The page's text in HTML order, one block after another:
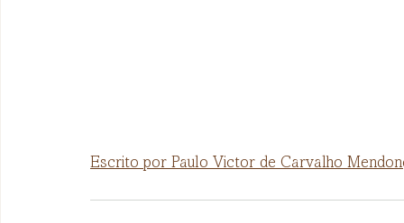
Escrito por Paulo Victor de Carvalho